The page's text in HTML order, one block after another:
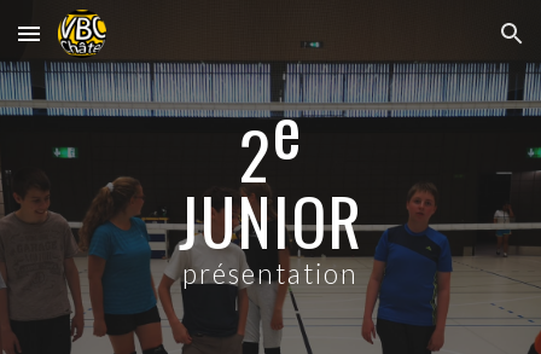
Skip to main content Skip to navigation
2e
JUNIOR
présentation